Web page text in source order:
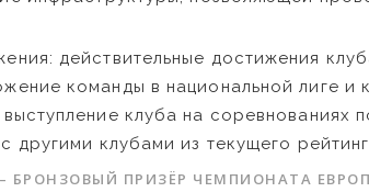
действительные достижения
команды в национальной лиге и
клуба на соревнованиях
другими клубами из текущего
БРОНЗОВЫЙ ПРИЗЁР ЧЕМПИОНАТА